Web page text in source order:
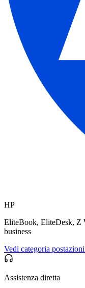
HP
EliteBook, EliteDesk, Z
business
Vedi categoria
Assistenza diretta